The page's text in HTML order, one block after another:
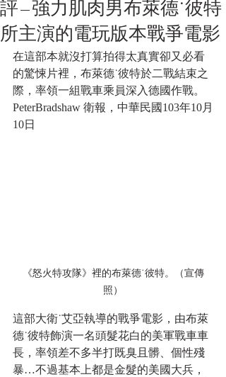
評—強力肌肉男布萊德˙彼特
所主演的電玩版本戰爭電影
在這部本就沒打算拍得太真實卻又必看
的驚悚片裡，布萊德˙彼特於二戰結束之
際，率領一組戰車乘員深入德國作戰。
PeterBradshaw 衛報，中華民國103年10月
10日
《怒火特攻隊》裡的布萊德˙彼特。（宣傳
照）
這部大衛˙艾亞執導的戰爭電影，由布萊
德˙彼特飾演一名頭髮花白的美軍戰車車
長，率領差不多半打既臭且髒、個性殘
暴…不過基本上都是金髮的美國大兵，